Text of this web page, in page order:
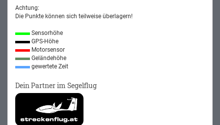
Achtung:
Die Punkte können sich teilweise überlagern!
Sensorhöhe
GPS-Höhe
Motorsensor
Geländehöhe
gewertete Zeit
Dein Partner im Segelflug